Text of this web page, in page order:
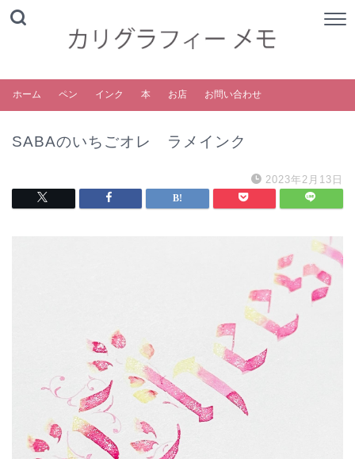
ホーム ペン インク 本 お店 お問い合わせ
SABAのいちごオレ ラメインク
2023年2月13日